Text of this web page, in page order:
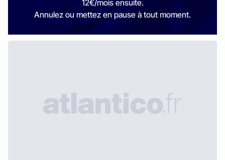
12€/mois ensuite.
Annulez ou mettez en pause à tout moment.